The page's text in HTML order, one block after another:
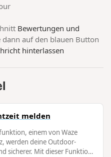
Bewertungen und
dann auf den blauen Button
hinterlassen
melden
einem von Waze
werden deine Outdoor-
sicherer. Mit dieser Funktion